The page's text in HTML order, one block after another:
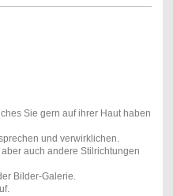
Sie gern auf ihrer Haut haben
und verwirklichen.
auch andere Stilrichtungen
Bilder-Galerie.